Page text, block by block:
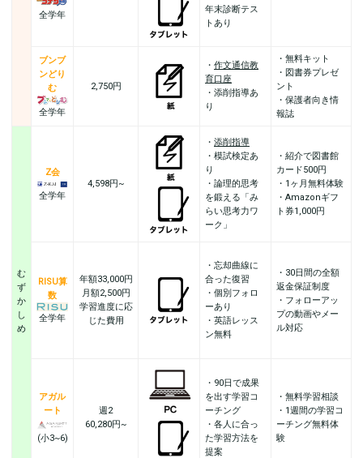
全学年
年末診断テス
トあり
ブンブ
ンどり
む
全学年
2,750円
・ 作文通信教
育口座
・添削指導あ
り
・無料キット
・図書券プレゼ
ント
・保護者向き情
報誌
む
ず
か
し
め
Z会
全学年
4,598円~
・ 添削指導
・模試検定あ
り
・論理的思考
を鍛える「み
らい思考力ワ
ーク」
・紹介で図書館
カード500円
・1ヶ月無料体験
・Amazonギフ
ト券1,000円
RISU算
数
全学年
年額33,000円
月額2,500円
学習進度に応
じた費用
・忘却曲線に
合った復習
・個別フォロ
ーあり
・英語レッス
ン無料
・30日間の全額
返金保証制度
・フォローアッ
プの動画やメー
ル対応
アガル
ート
(小3~6)
週2
60,280円~
・90日で成果
を出す学習コ
ーチング
・各人に合っ
た学習方法を
提案
・無料学習相談
・1週間の学習コ
ーチング無料体
験